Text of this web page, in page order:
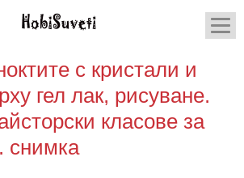
с кристали и
гел лак, рисуване.
класове за
снимка